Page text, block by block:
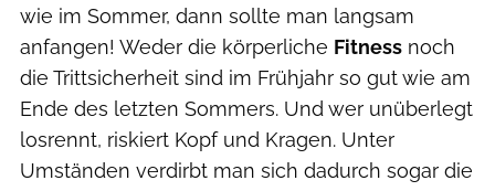
wie im Sommer, dann sollte man langsam
anfangen! Weder die körperliche Fitness noch
die Trittsicherheit sind im Frühjahr so gut wie am
Ende des letzten Sommers. Und wer unüberlegt
losrennt, riskiert Kopf und Kragen. Unter
Umständen verdirbt man sich dadurch sogar die